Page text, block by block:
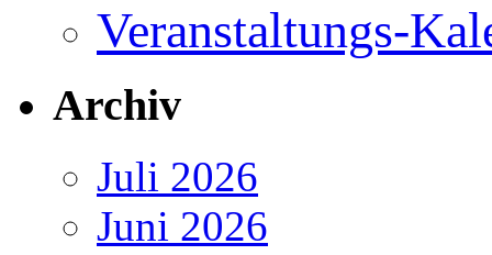
Veranstaltungs-
Archiv
Juli 2026
Juni 2026